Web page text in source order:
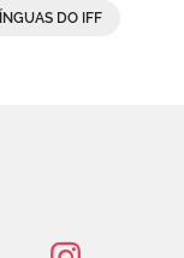
DO IFF